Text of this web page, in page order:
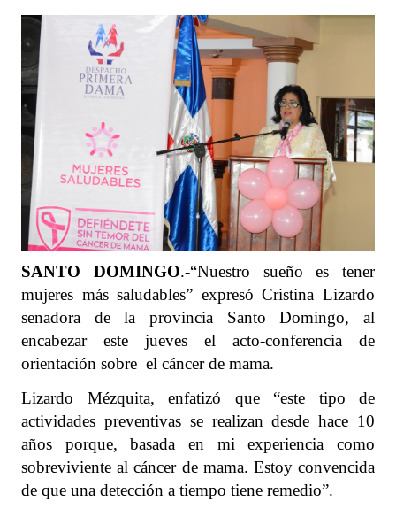
SANTO DOMINGO.-“Nuestro sueño es tener
mujeres más saludables” expresó Cristina Lizardo
senadora de la provincia Santo Domingo, al
encabezar este jueves el acto-conferencia de
orientación sobre el cáncer de mama.
Lizardo Mézquita, enfatizó que “este tipo de
actividades preventivas se realizan desde hace 10
años porque, basada en mi experiencia como
sobreviviente al cáncer de mama. Estoy convencida
de que una detección a tiempo tiene remedio”.